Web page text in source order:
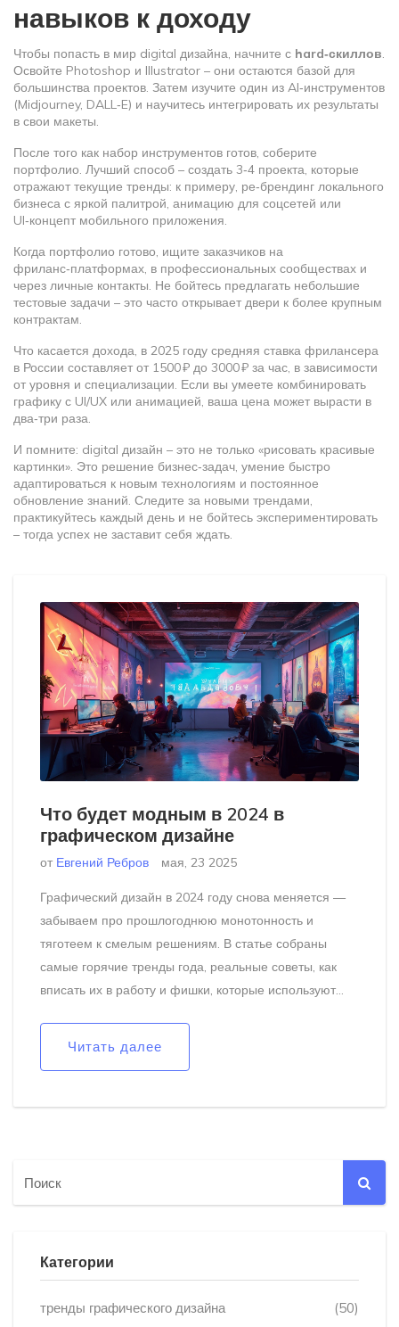
навыков к доходу
Чтобы попасть в мир digital дизайна, начните с hard‑скиллов.
Освойте Photoshop и Illustrator – они остаются базой для
большинства проектов. Затем изучите один из AI‑инструментов
(Midjourney, DALL‑E) и научитесь интегрировать их результаты
в свои макеты.
После того как набор инструментов готов, соберите
портфолио. Лучший способ – создать 3‑4 проекта, которые
отражают текущие тренды: к примеру, ре‑брендинг локального
бизнеса с яркой палитрой, анимацию для соцсетей или
UI‑концепт мобильного приложения.
Когда портфолио готово, ищите заказчиков на
фриланс‑платформах, в профессиональных сообществах и
через личные контакты. Не бойтесь предлагать небольшие
тестовые задачи – это часто открывает двери к более крупным
контрактам.
Что касается дохода, в 2025 году средняя ставка фрилансера
в России составляет от 1500 ₽ до 3000 ₽ за час, в зависимости
от уровня и специализации. Если вы умеете комбинировать
графику с UI/UX или анимацией, ваша цена может вырасти в
два‑три раза.
И помните: digital дизайн – это не только «рисовать красивые
картинки». Это решение бизнес‑задач, умение быстро
адаптироваться к новым технологиям и постоянное
обновление знаний. Следите за новыми трендами,
практикуйтесь каждый день и не бойтесь экспериментировать
– тогда успех не заставит себя ждать.
Что будет модным в 2024 в
графическом дизайне
от Евгений Ребров мая, 23 2025
Графический дизайн в 2024 году снова меняется —
забываем про прошлогоднюю монотонность и
тяготеем к смелым решениям. В статье собраны
самые горячие тренды года, реальные советы, как
вписать их в работу и фишки, которые используют
работает с визуалом.
Читать далее
Категории
тренды графического дизайна
(50)